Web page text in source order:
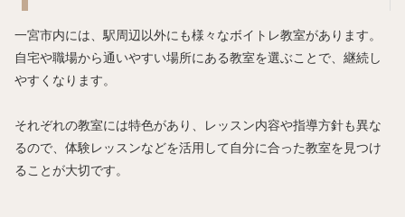
一宮市内には、駅周辺以外にも様々なボイトレ教室があります。
自宅や職場から通いやすい場所にある教室を選ぶことで、継続し
やすくなります。
それぞれの教室には特色があり、レッスン内容や指導方針も異な
るので、体験レッスンなどを活用して自分に合った教室を見つけ
ることが大切です。